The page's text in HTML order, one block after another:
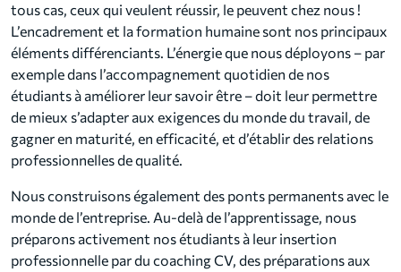
tous cas, ceux qui veulent réussir, le peuvent chez nous !
L’encadrement et la formation humaine sont nos principaux
éléments différenciants. L’énergie que nous déployons – par
exemple dans l’accompagnement quotidien de nos
étudiants à améliorer leur savoir être – doit leur permettre
de mieux s’adapter aux exigences du monde du travail, de
gagner en maturité, en efficacité, et d’établir des relations
professionnelles de qualité.
Nous construisons également des ponts permanents avec le
monde de l’entreprise. Au-delà de l’apprentissage, nous
préparons activement nos étudiants à leur insertion
professionnelle par du coaching CV, des préparations aux